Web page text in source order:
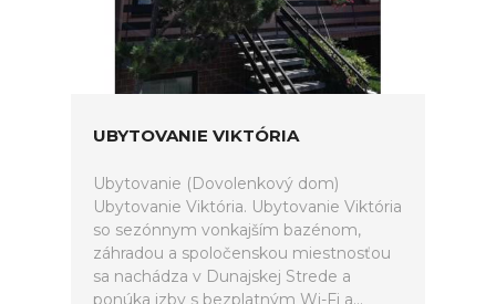
UBYTOVANIE VIKTÓRIA
Ubytovanie (Dovolenkový dom)
Ubytovanie Viktória. Ubytovanie Viktória
so sezónnym vonkajším bazénom,
záhradou a spoločenskou miestnosťou
sa nachádza v Dunajskej Strede a
ponúka izby s bezplatným Wi-Fi a...